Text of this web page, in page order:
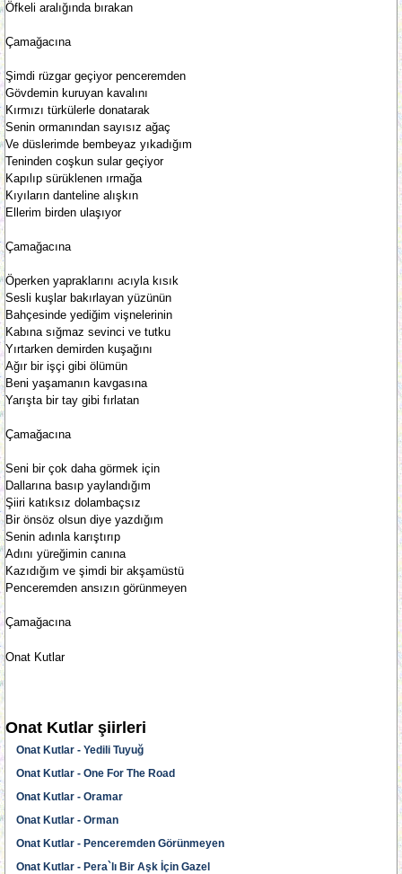
Öfkeli aralığında bırakan
Çamağacına
Şimdi rüzgar geçiyor penceremden
Gövdemin kuruyan kavalını
Kırmızı türkülerle donatarak
Senin ormanından sayısız ağaç
Ve düslerimde bembeyaz yıkadığım
Teninden coşkun sular geçiyor
Kapılıp sürüklenen ırmağa
Kıyıların danteline alışkın
Ellerim birden ulaşıyor
Çamağacına
Öperken yapraklarını acıyla kısık
Sesli kuşlar bakırlayan yüzünün
Bahçesinde yediğim vişnelerinin
Kabına sığmaz sevinci ve tutku
Yırtarken demirden kuşağını
Ağır bir işçi gibi ölümün
Beni yaşamanın kavgasına
Yarışta bir tay gibi fırlatan
Çamağacına
Seni bir çok daha görmek için
Dallarına basıp yaylandığım
Şiiri katıksız dolambaçsız
Bir önsöz olsun diye yazdığım
Senin adınla karıştırıp
Adını yüreğimin canına
Kazıdığım ve şimdi bir akşamüstü
Penceremden ansızın görünmeyen
Çamağacına
Onat Kutlar
Onat Kutlar şiirleri
Onat Kutlar - Yedili Tuyuğ
Onat Kutlar - One For The Road
Onat Kutlar - Oramar
Onat Kutlar - Orman
Onat Kutlar - Penceremden Görünmeyen
Onat Kutlar - Pera`lı Bir Aşk İçin Gazel